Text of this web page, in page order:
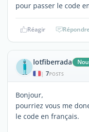
pour passer le code
Réagir
lotfiberrada
| 7POSTS
Bonjour,
pourriez vous me
le code en français.